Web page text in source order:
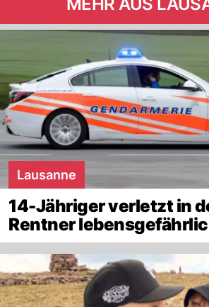
Lausanne
14-Jähriger verletzt in
Rentner